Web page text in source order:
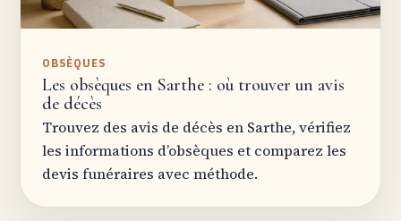
OBSÈQUES
Les obsèques en Sarthe : où trouver un avis
de décès
Trouvez des avis de décès en Sarthe, vérifiez
les informations d’obsèques et comparez les
devis funéraires avec méthode.